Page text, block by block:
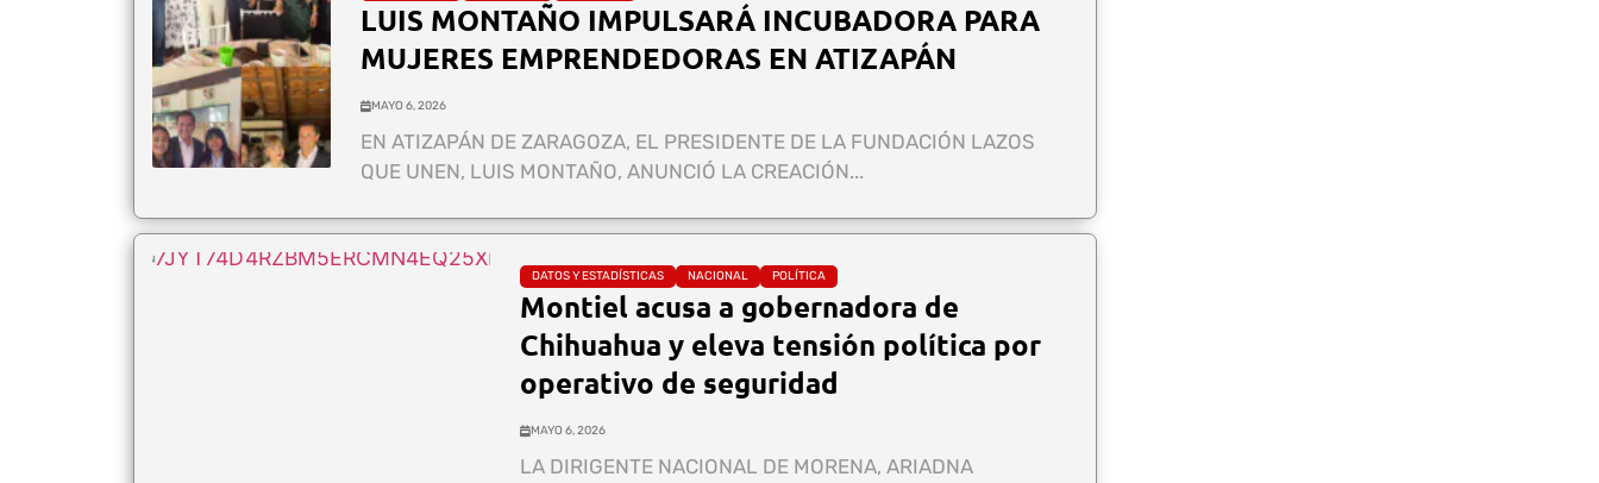
LUIS MONTAÑO IMPULSARÁ INCUBADORA PARA
MUJERES EMPRENDEDORAS EN ATIZAPÁN
MAYO 6, 2026
EN ATIZAPÁN DE ZARAGOZA, EL PRESIDENTE DE LA FUNDACIÓN LAZOS
QUE UNEN, LUIS MONTAÑO, ANUNCIÓ LA CREACIÓN...
DATOS Y ESTADÍSTICAS NACIONAL POLÍTICA
Montiel acusa a gobernadora de
Chihuahua y eleva tensión política por
operativo de seguridad
MAYO 6, 2026
LA DIRIGENTE NACIONAL DE MORENA, ARIADNA